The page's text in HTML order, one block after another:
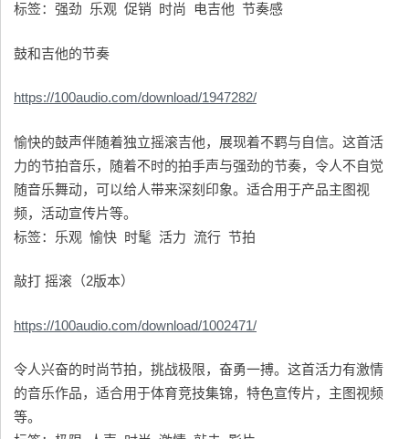
标签：强劲 乐观 促销 时尚 电吉他 节奏感
鼓和吉他的节奏
https://100audio.com/download/1947282/
愉快的鼓声伴随着独立摇滚吉他，展现着不羁与自信。这首活
力的节拍音乐，随着不时的拍手声与强劲的节奏，令人不自觉
随音乐舞动，可以给人带来深刻印象。适合用于产品主图视
频，活动宣传片等。
标签：乐观 愉快 时髦 活力 流行 节拍
敲打 摇滚（2版本）
https://100audio.com/download/1002471/
令人兴奋的时尚节拍，挑战极限，奋勇一搏。这首活力有激情
的音乐作品，适合用于体育竞技集锦，特色宣传片，主图视频
等。